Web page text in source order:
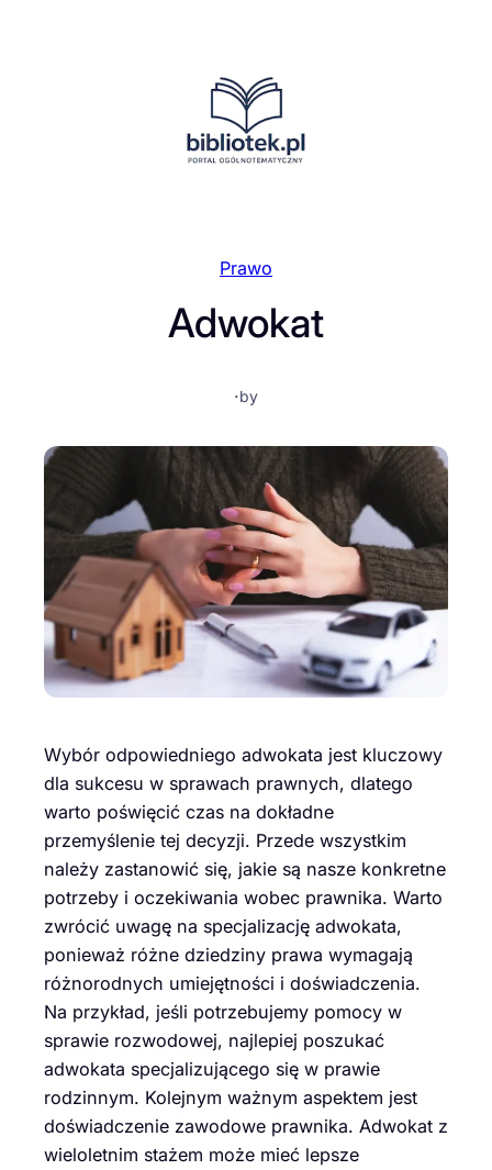
Prawo
Adwokat
·by
Wybór odpowiedniego adwokata jest kluczowy
dla sukcesu w sprawach prawnych, dlatego
warto poświęcić czas na dokładne
przemyślenie tej decyzji. Przede wszystkim
należy zastanowić się, jakie są nasze konkretne
potrzeby i oczekiwania wobec prawnika. Warto
zwrócić uwagę na specjalizację adwokata,
ponieważ różne dziedziny prawa wymagają
różnorodnych umiejętności i doświadczenia.
Na przykład, jeśli potrzebujemy pomocy w
sprawie rozwodowej, najlepiej poszukać
adwokata specjalizującego się w prawie
rodzinnym. Kolejnym ważnym aspektem jest
doświadczenie zawodowe prawnika. Adwokat z
wieloletnim stażem może mieć lepsze